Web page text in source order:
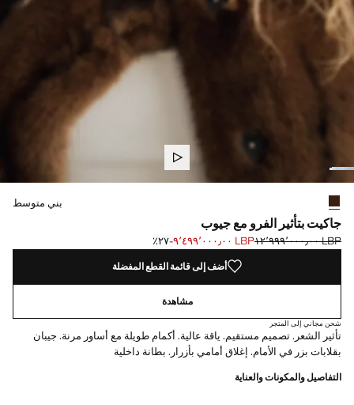
جاكيت بتأثير الفرو مع جيوب
السعر الأول محذوف [LBP ١٢٬٩٩٩٬٠٠٠٫٠٠ ]
LBP ١٢٬٩٩٩٬٠٠٠٫٠٠
السعر الحالي [LBP ٩٬٤٩٩٬٠٠٠٫٠٠ ] LBP ٩٬٤٩٩٬٠٠٠٫٠٠ ؜-٢٧٪؜
حدد اللون
تم اختيار اللون بني متوسط
بني متوسط
أضف إلى قائمة القطع المفضلة
مشاهدة
شحن مجاني إلى المتجر
تأثير الشعر. تصميم مستقيم. ياقة عالية. أكمام طويلة مع أساور مرنة. جيبان
بقلابات بزر في الأمام. إغلاق أمامي بأزرار. بطانة داخلية
التفاصيل والمكونات والعناية